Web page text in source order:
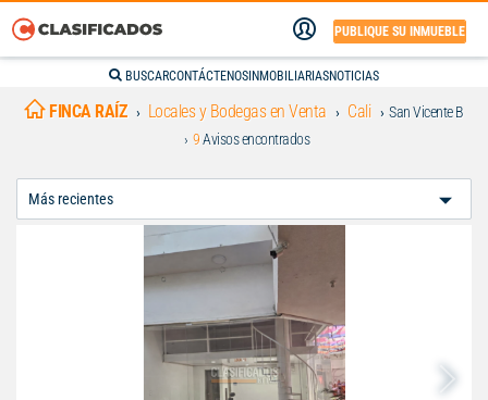
PUBLIQUE SU INMUEBLE
BUSCARCONTÁCTENOS INMOBILIARIASNOTICIAS
FINCA RAÍZ Locales y Bodegas en Venta Cali
San Vicente B
9Avisos encontrados